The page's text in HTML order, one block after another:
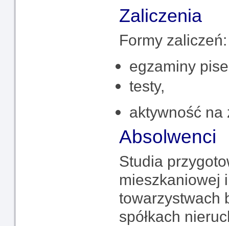
Zaliczenia
Formy zaliczeń:
egzaminy
testy,
aktywność na
Absolwenci
Studia
mieszkaniowej
towarzystwach
spółkach